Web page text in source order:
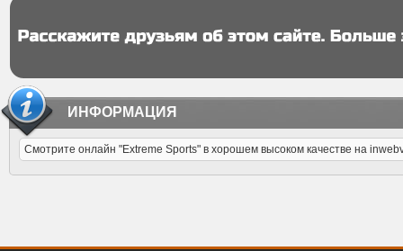
ИНФОРМАЦИЯ
Смотрите онлайн "Extreme Sports" в хорошем высоком качестве на